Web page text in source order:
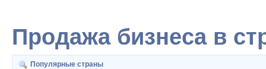
Продажа бизнеса в
Популярные страны